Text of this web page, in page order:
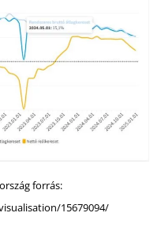
forrás:
15679094/